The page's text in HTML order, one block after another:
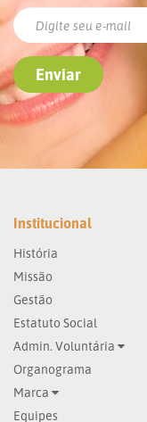
Institucional
História
Missão
Gestão
Estatuto Social
Admin. Voluntária
Organograma
Marca
Equipes